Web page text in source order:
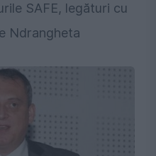
SAFE, legături cu
Ndrangheta